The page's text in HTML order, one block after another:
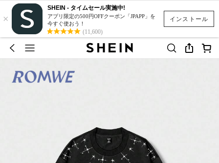
インストール
×
SHEIN - タイムセール実施中!
アプリ限定の500円OFFクーポン「JPAPP」を
今すぐ使おう！
(11,600)